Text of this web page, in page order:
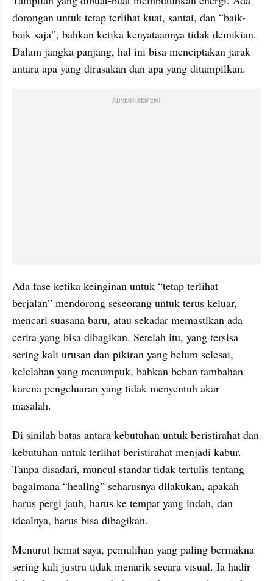
dorongan untuk tetap terlihat kuat, santai, dan “baik-
baik saja”, bahkan ketika kenyataannya tidak demikian.
Dalam jangka panjang, hal ini bisa menciptakan jarak
antara apa yang dirasakan dan apa yang ditampilkan.
ADVERTISEMENT
Ada fase ketika keinginan untuk “tetap terlihat
berjalan” mendorong seseorang untuk terus keluar,
mencari suasana baru, atau sekadar memastikan ada
cerita yang bisa dibagikan. Setelah itu, yang tersisa
sering kali urusan dan pikiran yang belum selesai,
kelelahan yang menumpuk, bahkan beban tambahan
karena pengeluaran yang tidak menyentuh akar
masalah.
Di sinilah batas antara kebutuhan untuk beristirahat dan
kebutuhan untuk terlihat beristirahat menjadi kabur.
Tanpa disadari, muncul standar tidak tertulis tentang
bagaimana “healing” seharusnya dilakukan, apakah
harus pergi jauh, harus ke tempat yang indah, dan
idealnya, harus bisa dibagikan.
Menurut hemat saya, pemulihan yang paling bermakna
sering kali justru tidak menarik secara visual. Ia hadir